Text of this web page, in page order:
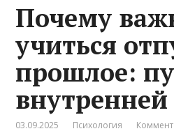
Почему
учиться
прошлое:
внутренней
03.09.2025 Психология